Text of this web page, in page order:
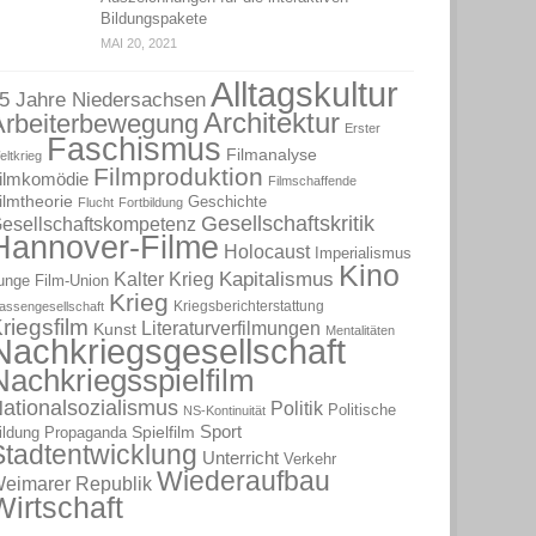
Bildungspakete
MAI 20, 2021
Jahre Niedersachsen Alltagskultur
Architektur Erster
Faschismus Filmanalyse
Filmproduktion Filmschaffende
Flucht Fortbildung Geschichte
Gesellschaftskritik
Filme Holocaust Imperialismus
Film-Union Kalter Krieg Kapitalismus Kino
Krieg Kriegsberichterstattung
Kunst Literaturverfilmungen Mentalitäten
NS-Kontinuität Politik Politische
Propaganda Spielfilm Sport
Unterricht Verkehr
Republik Wiederaufbau